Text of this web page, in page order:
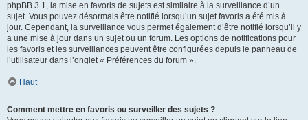
phpBB 3.1, la mise en favoris de sujets est similaire à la surveillance d’un
sujet. Vous pouvez désormais être notifié lorsqu’un sujet favoris a été mis à
jour. Cependant, la surveillance vous permet également d’être notifié lorsqu’il y
a une mise à jour dans un sujet ou un forum. Les options de notifications pour
les favoris et les surveillances peuvent être configurées depuis le panneau de
l’utilisateur dans l’onglet « Préférences du forum ».
Haut
Comment mettre en favoris ou surveiller des sujets ?